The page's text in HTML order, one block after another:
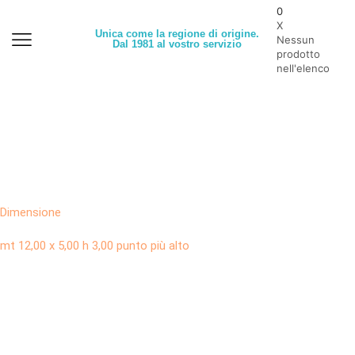
Unica come la regione di origine.
Dal 1981 al vostro servizio
0
X
Nessun
prodotto
nell'elenco
Dimensione
mt 12,00 x 5,00 h 3,00 punto più alto